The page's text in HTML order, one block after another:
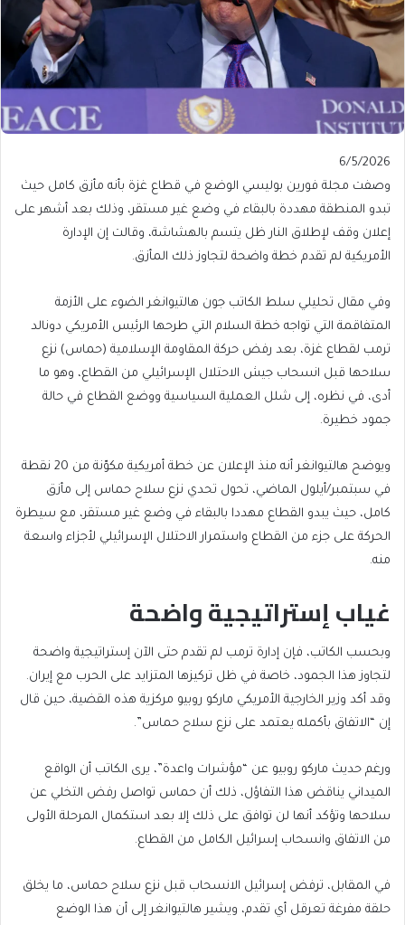
Published
On
6/5/2026
6/5/2026
وصفت مجلة فورين بوليسي الوضع في قطاع غزة بأنه مأزق كامل حيث
تبدو المنطقة مهددة بالبقاء في وضع غير مستقر، وذلك بعد أشهر على
إعلان وقف لإطلاق النار ظل يتسم بالهشاشة، وقالت إن الإدارة
الأمريكية لم تقدم خطة واضحة لتجاوز ذلك المأزق.
وفي مقال تحليلي سلط الكاتب جون هالتيوانغر الضوء على الأزمة
المتفاقمة التي تواجه خطة السلام التي طرحها الرئيس الأمريكي دونالد
ترمب لقطاع غزة، بعد رفض حركة المقاومة الإسلامية (حماس) نزع
سلاحها قبل انسحاب جيش الاحتلال الإسرائيلي من القطاع، وهو ما
أدى، في نظره، إلى شلل العملية السياسية ووضع القطاع في حالة
جمود خطيرة.
ويوضح هالتيوانغر أنه منذ الإعلان عن خطة أمريكية مكوّنة من 20 نقطة
في سبتمبر/أيلول الماضي، تحول تحدي نزع سلاح حماس إلى مأزق
كامل، حيث يبدو القطاع مهددا بالبقاء في وضع غير مستقر، مع سيطرة
الحركة على جزء من القطاع واستمرار الاحتلال الإسرائيلي لأجزاء واسعة
منه.
غياب إستراتيجية واضحة
وبحسب الكاتب، فإن إدارة ترمب لم تقدم حتى الآن إستراتيجية واضحة
لتجاوز هذا الجمود، خاصة في ظل تركيزها المتزايد على الحرب مع إيران.
وقد أكد وزير الخارجية الأمريكي ماركو روبيو مركزية هذه القضية، حين قال
إن “الاتفاق بأكمله يعتمد على نزع سلاح حماس”.
ورغم حديث ماركو روبيو عن “مؤشرات واعدة”، يرى الكاتب أن الواقع
الميداني يناقض هذا التفاؤل، ذلك أن حماس تواصل رفض التخلي عن
سلاحها وتؤكد أنها لن توافق على ذلك إلا بعد استكمال المرحلة الأولى
من الاتفاق وانسحاب إسرائيل الكامل من القطاع.
في المقابل، ترفض إسرائيل الانسحاب قبل نزع سلاح حماس، ما يخلق
حلقة مفرغة تعرقل أي تقدم، ويشير هالتيوانغر إلى أن هذا الوضع